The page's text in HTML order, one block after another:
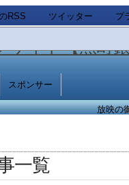
RSS ツイッター プ
スポンサー
放映の
一覧